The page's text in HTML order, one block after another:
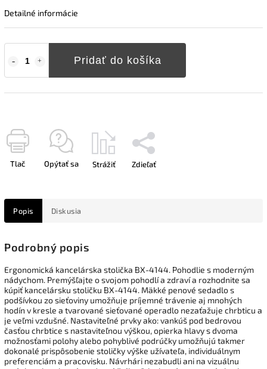
Pridať do košíka
Detailné informácie
Tlač Opýtať sa Strážiť Zdieľať
Popis Diskusia
Podrobný popis
Ergonomická kancelárska stolička BX-4144. Pohodlie s moderným
nádychom. Premýšľajte o svojom pohodlí a zdraví a rozhodnite sa
kúpiť kancelársku stoličku BX-4144. Mäkké penové sedadlo s
podšívkou zo sieťoviny umožňuje príjemné trávenie aj mnohých
hodín v kresle a tvarované sieťované operadlo nezaťažuje chrbticu a
je veľmi vzdušné. Nastaviteľné prvky ako: vankúš pod bedrovou
časťou chrbtice s nastaviteľnou výškou, opierka hlavy s dvoma
možnosťami polohy alebo pohyblivé podrúčky umožňujú takmer
dokonalé prispôsobenie stoličky výške užívateľa, individuálnym
preferenciám a pracovisku. Návrhári nezabudli ani na vizuálnu